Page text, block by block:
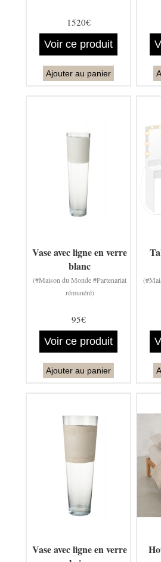
1520€
Voir ce produit
Ajouter au panier
Vase avec ligne en verre
blanc
(#Maison du Monde #Partenariat
rémunéré)
95€
Voir ce produit
Ajouter au panier
Vase avec ligne en verre